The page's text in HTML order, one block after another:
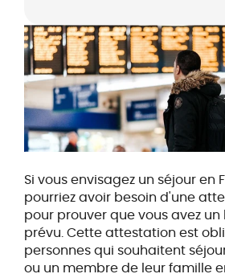
Si vous envisagez un séjour en
pourriez avoir besoin d'une
pour prouver que vous avez
prévu. Cette attestation est
personnes qui souhaitent
ou un membre de leur famille